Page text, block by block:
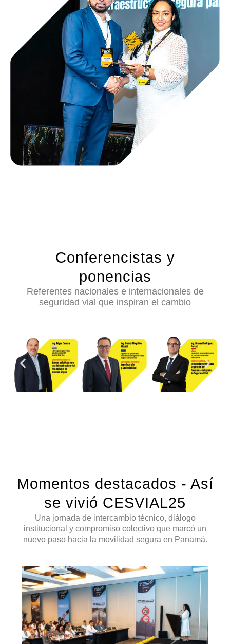
Conferencistas y
ponencias
Referentes nacionales e internacionales de
seguridad vial que inspiran el cambio
Momentos destacados - Así
se vivió CESVIAL25
Una jornada de intercambio técnico, diálogo
institucional y compromiso colectivo que marcó un
nuevo paso hacia la movilidad segura en Panamá.